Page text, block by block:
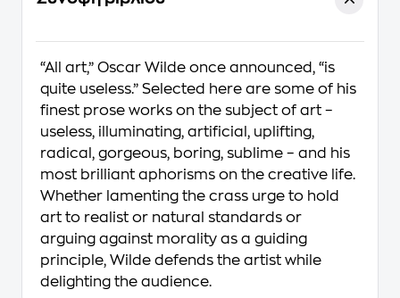
“All art,” Oscar Wilde once announced, “is
quite useless.” Selected here are some of his
finest prose works on the subject of art –
useless, illuminating, artificial, uplifting,
radical, gorgeous, boring, sublime – and his
most brilliant aphorisms on the creative life.
Whether lamenting the crass urge to hold
art to realist or natural standards or
arguing against morality as a guiding
principle, Wilde defends the artist while
delighting the audience.